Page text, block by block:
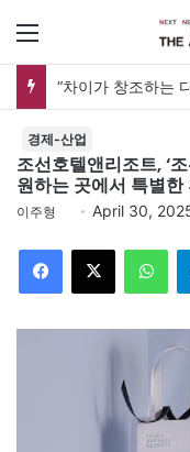
메뉴
경제-산업
조선호텔앤리조트, ‘
원하는 곳에서 특별한
이주형 April 30,
Facebook
X